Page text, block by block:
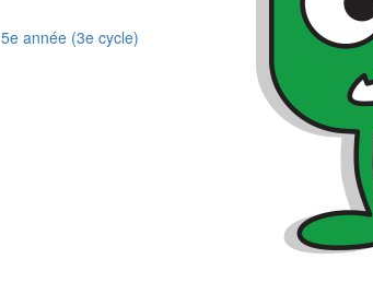
5e année (3e cycle)